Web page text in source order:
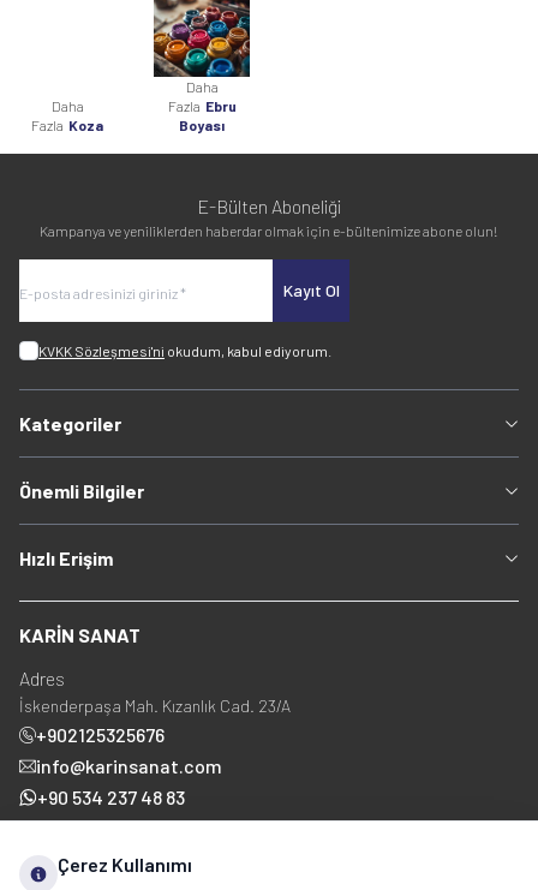
Daha
Fazla Koza
Daha
Fazla Ebru
Boyası
E-Bülten Aboneliği
Kampanya ve yeniliklerden haberdar olmak için e-bültenimize abone olun!
Kayıt Ol
KVKK Sözleşmesi'ni okudum, kabul ediyorum.
Kategoriler
Önemli Bilgiler
Hızlı Erişim
KARİN SANAT
Adres
İskenderpaşa Mah. Kızanlık Cad. 23/A
+902125325676
info@karinsanat.com
+90 534 237 48 83
Çerez Kullanımı